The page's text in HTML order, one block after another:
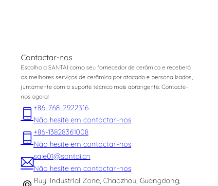
Contactar-nos
Escolha a SANTAI como seu fornecedor de cerâmica e receberá
os melhores serviços de cerâmica por atacado e personalizados,
juntamente com o suporte técnico mais abrangente. Contacte-
nos agora!
+86-768-2922316
Não hesite em contactar-nos
+86-13828361008
Não hesite em contactar-nos
sale01@santai.cn
Não hesite em contactar-nos
Ruyi Industrial Zone, Chaozhou, Guangdong,